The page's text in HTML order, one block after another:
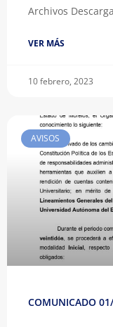
Archivos
VER MÁS
10 febrero, 2023
AVISOS
COMUNICADO